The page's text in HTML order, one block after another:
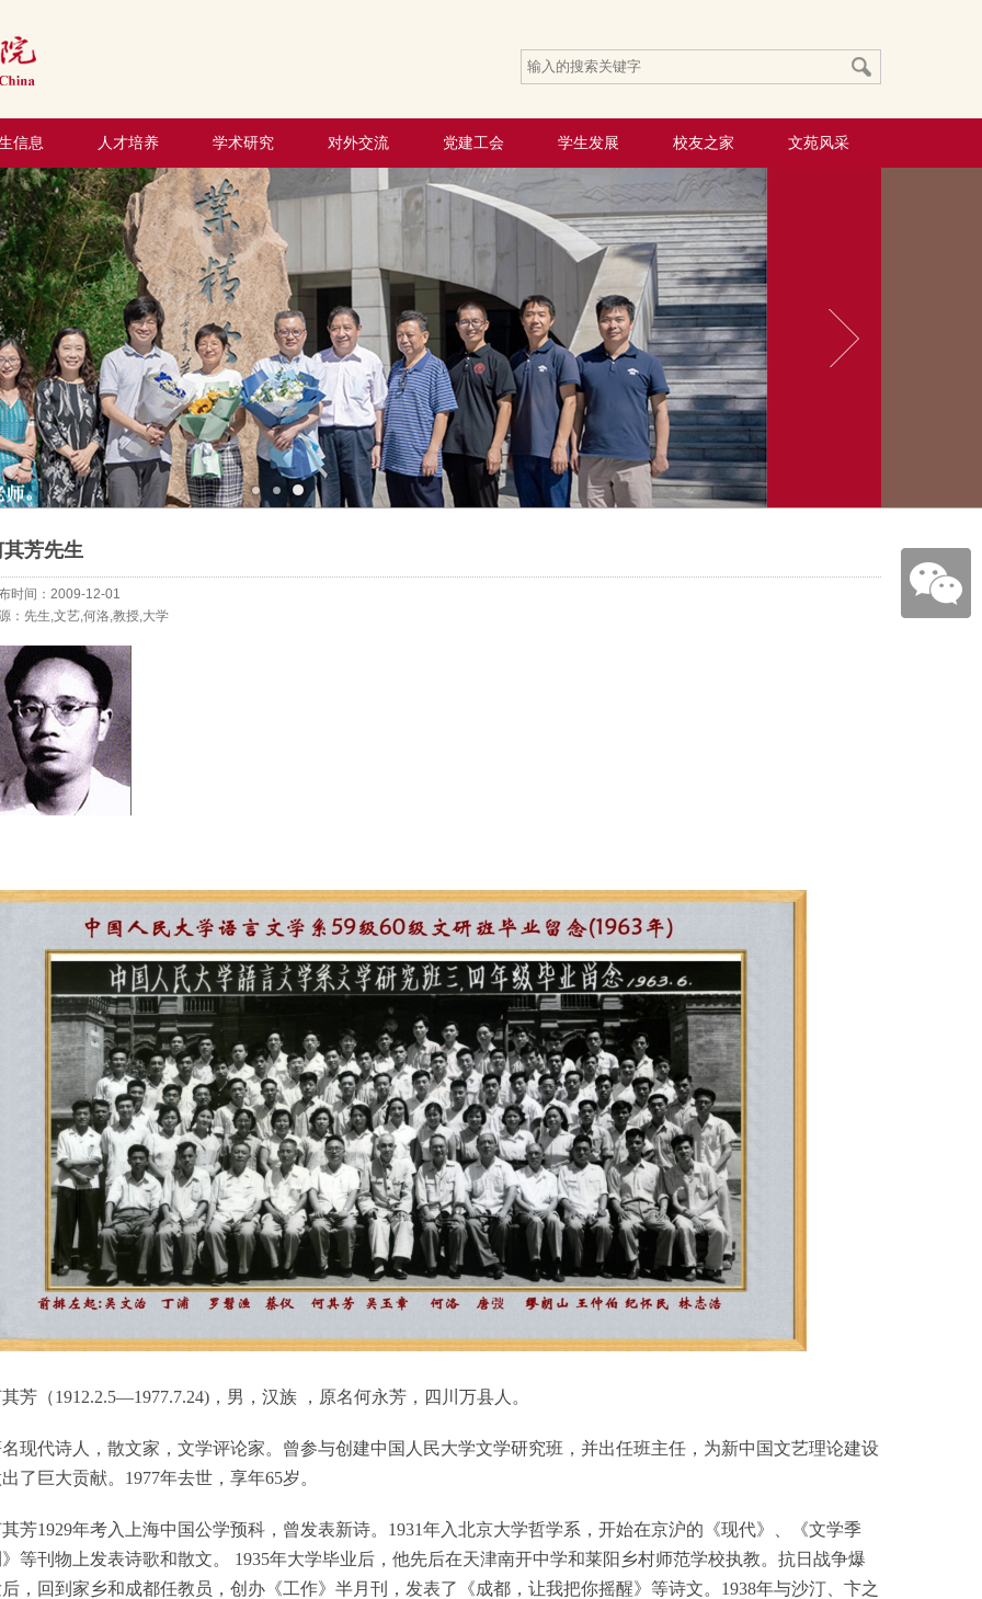
信息 人才培养 学术研究 对外交流 党建工会 学生发展 校友之家 文苑风采
其芳先生
时间：2009-12-01
：先生,文艺,何洛,教授,大学
芳（1912.2.5—1977.7.24)，男，汉族 ，原名何永芳，四川万县人。
现代诗人，散文家，文学评论家。曾参与创建中国人民大学文学研究班，并出任班主任，为新中国文艺理论建设
了巨大贡献。1977年去世，享年65岁。
芳1929年考入上海中国公学预科，曾发表新诗。1931年入北京大学哲学系，开始在京沪的《现代》、《文学季
等刊物上发表诗歌和散文。 1935年大学毕业后，他先后在天津南开中学和莱阳乡村师范学校执教。抗日战争爆
，回到家乡和成都任教员，创办《工作》半月刊，发表了《成都，让我把你摇醒》等诗文。1938年与沙汀、卞之